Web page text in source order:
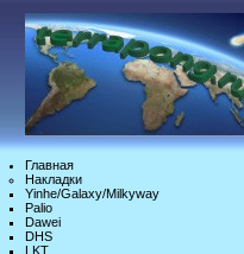
Главная
Накладки
Yinhe/Galaxy/Milkyway
Palio
Dawei
DHS
LKT